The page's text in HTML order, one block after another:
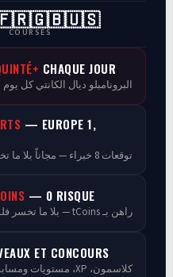
COURSES
CHAQUE JOUR
البرونامبلو ديال الكانتي كل يوم
— EUROPE 1,
توقعات 8 خبراء — مجاناً بلا ما تخلص
— 0 RISQUE
راهن بـ tCoins — بلا ما تخسر فلوسك
ET CONCOURS
كلاسمون، XP، مستويات ومسابقات